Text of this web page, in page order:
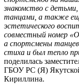
знакомство с
танцами, а также
эстетического
совместный номер
а спортсмены
стиха и был тепло
поделилась
ГБОУ РС (Я)
Кириллина.